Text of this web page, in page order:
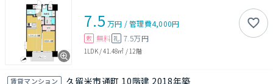
7.5 万円 /管理費4,000円
敷 無料 礼 7.5万円
1LDK/41.48㎡ / 12階
賃貸マンション 久留米市通町 10階建 2018年築